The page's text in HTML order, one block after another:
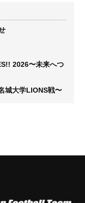
2026〜未来へつ
城大学LIONS戦〜